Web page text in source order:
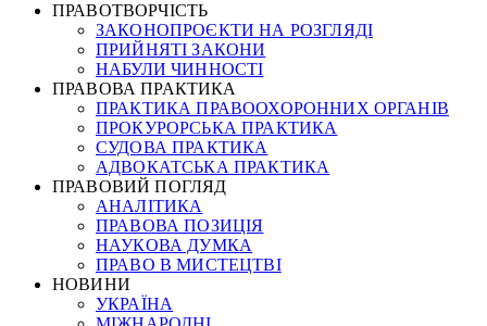
ПРАВОТВОРЧІСТЬ
ЗАКОНОПРОЄКТИ НА РОЗГЛЯДІ
ПРИЙНЯТІ ЗАКОНИ
НАБУЛИ ЧИННОСТІ
ПРАВОВА ПРАКТИКА
ПРАКТИКА ПРАВООХОРОННИХ ОРГАНІВ
ПРОКУРОРСЬКА ПРАКТИКА
СУДОВА ПРАКТИКА
АДВОКАТСЬКА ПРАКТИКА
ПРАВОВИЙ ПОГЛЯД
АНАЛІТИКА
ПРАВОВА ПОЗИЦІЯ
НАУКОВА ДУМКА
ПРАВО В МИСТЕЦТВІ
НОВИНИ
УКРАЇНА